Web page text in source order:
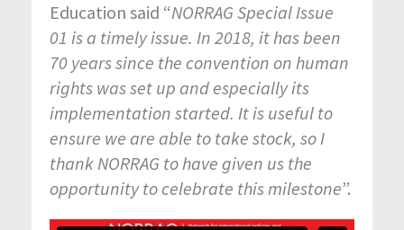
Education said “NORRAG Special Issue
01 is a timely issue. In 2018, it has been
70 years since the convention on human
rights was set up and especially its
implementation started. It is useful to
ensure we are able to take stock, so I
thank NORRAG to have given us the
opportunity to celebrate this milestone”.